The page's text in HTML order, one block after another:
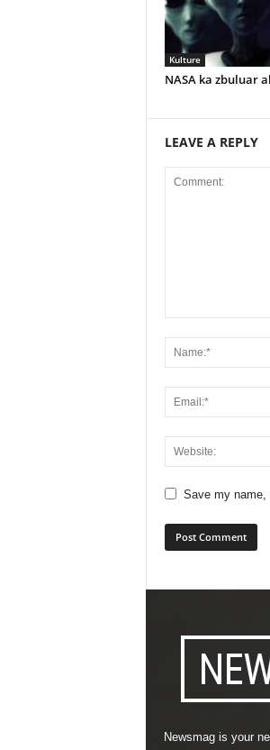
Kulture
NASA ka zbuluar
LEAVE A REPLY
Save my name,
Newsmag is your